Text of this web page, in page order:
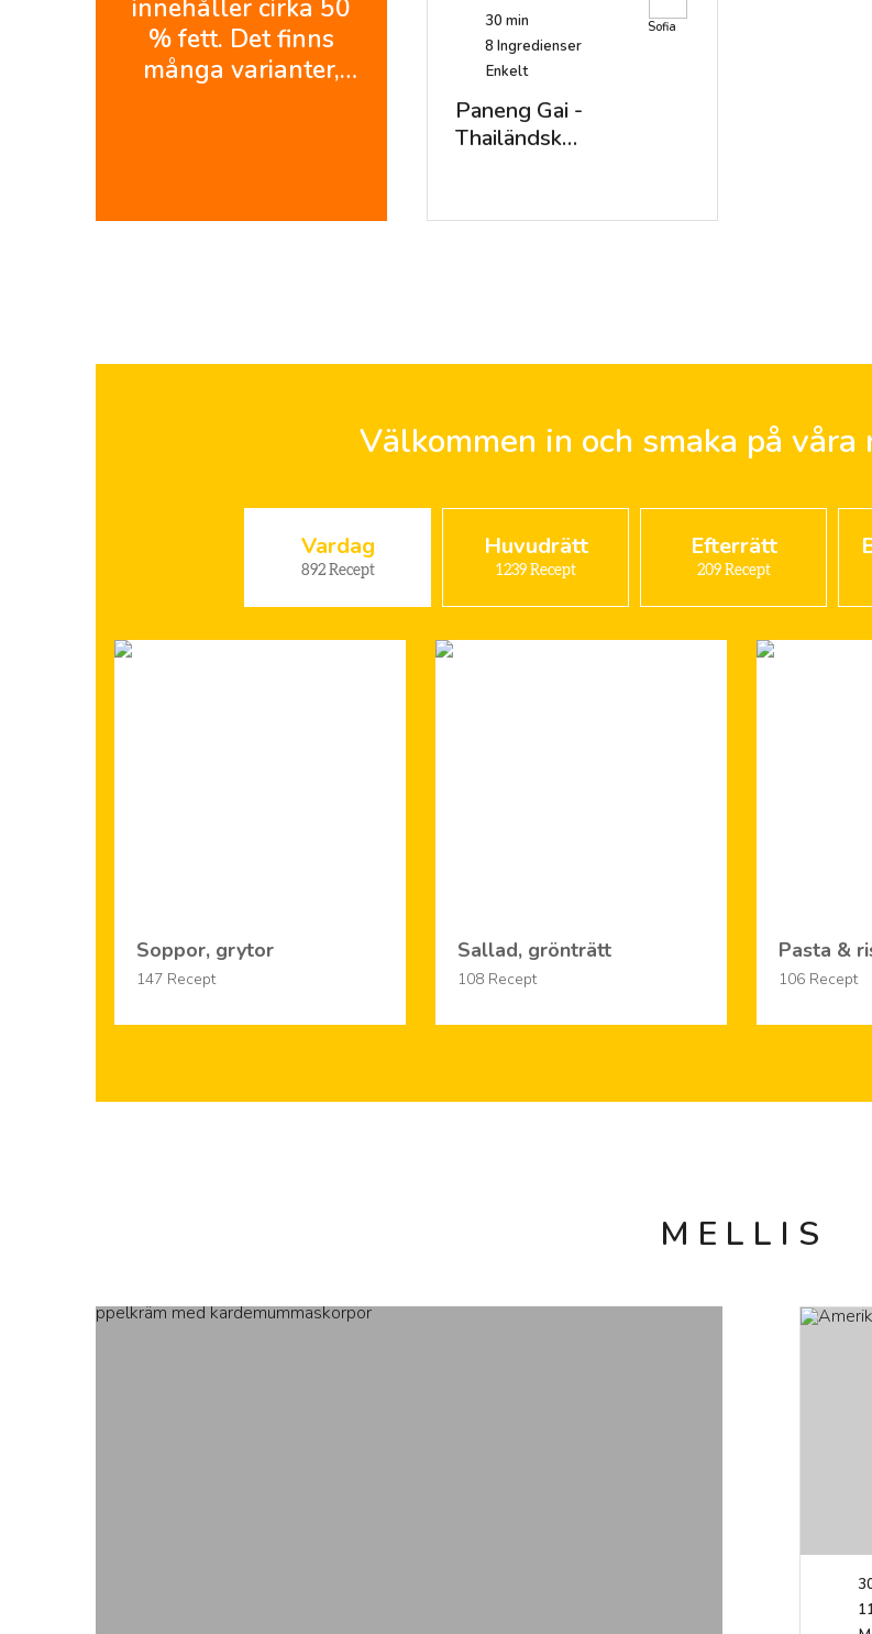
innehåller cirka 50
% fett. Det finns
många varianter,
ljusgul kallpressad
30 min
8 Ingredienser
Enkelt
Paneng Gai -
Thailändsk
Sofia
Välkommen in och smaka på
Vardag
892Recept
Huvudrätt
1239Recept
Efterrätt
209Recept
Soppor, grytor
147 Recept
Sallad, grönträtt
108 Recept
Pasta &
106 Recept
M E L L I S